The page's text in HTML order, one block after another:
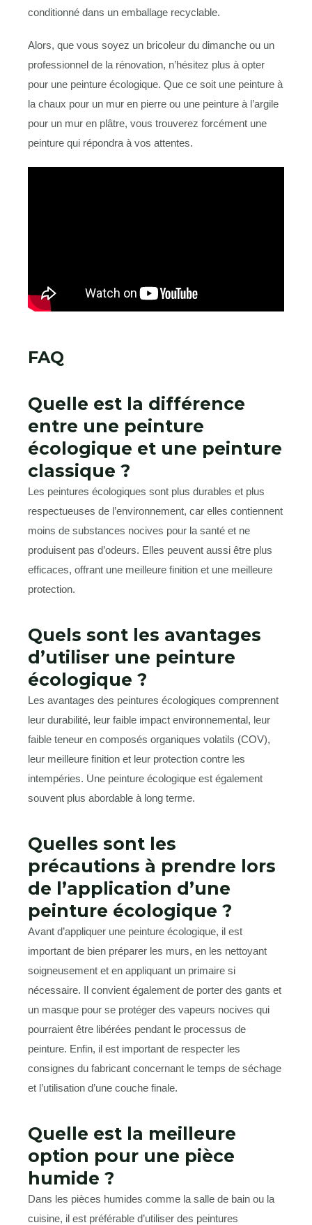
conditionné dans un emballage recyclable.
Alors, que vous soyez un bricoleur du dimanche ou un
professionnel de la rénovation, n’hésitez plus à opter
pour une peinture écologique. Que ce soit une peinture à
la chaux pour un mur en pierre ou une peinture à l’argile
pour un mur en plâtre, vous trouverez forcément une
peinture qui répondra à vos attentes.
FAQ
Quelle est la différence
entre une peinture
écologique et une peinture
classique ?
Les peintures écologiques sont plus durables et plus
respectueuses de l’environnement, car elles contiennent
moins de substances nocives pour la santé et ne
produisent pas d’odeurs. Elles peuvent aussi être plus
efficaces, offrant une meilleure finition et une meilleure
protection.
Quels sont les avantages
d’utiliser une peinture
écologique ?
Les avantages des peintures écologiques comprennent
leur durabilité, leur faible impact environnemental, leur
faible teneur en composés organiques volatils (COV),
leur meilleure finition et leur protection contre les
intempéries. Une peinture écologique est également
souvent plus abordable à long terme.
Quelles sont les
précautions à prendre lors
de l’application d’une
peinture écologique ?
Avant d’appliquer une peinture écologique, il est
important de bien préparer les murs, en les nettoyant
soigneusement et en appliquant un primaire si
nécessaire. Il convient également de porter des gants et
un masque pour se protéger des vapeurs nocives qui
pourraient être libérées pendant le processus de
peinture. Enfin, il est important de respecter les
consignes du fabricant concernant le temps de séchage
et l’utilisation d’une couche finale.
Quelle est la meilleure
option pour une pièce
humide ?
Dans les pièces humides comme la salle de bain ou la
cuisine, il est préférable d’utiliser des peintures